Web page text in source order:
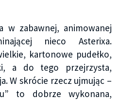
w zabawnej, animowanej
nieco Asterixa.
kartonowe pudełko,
a do tego przejrzysta,
W skrócie rzecz ujmując –
to dobrze wykonana,